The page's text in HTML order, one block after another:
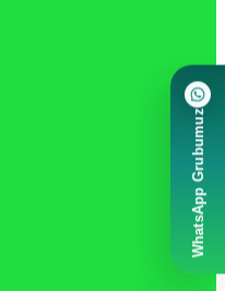
WhatsApp Grubumuz